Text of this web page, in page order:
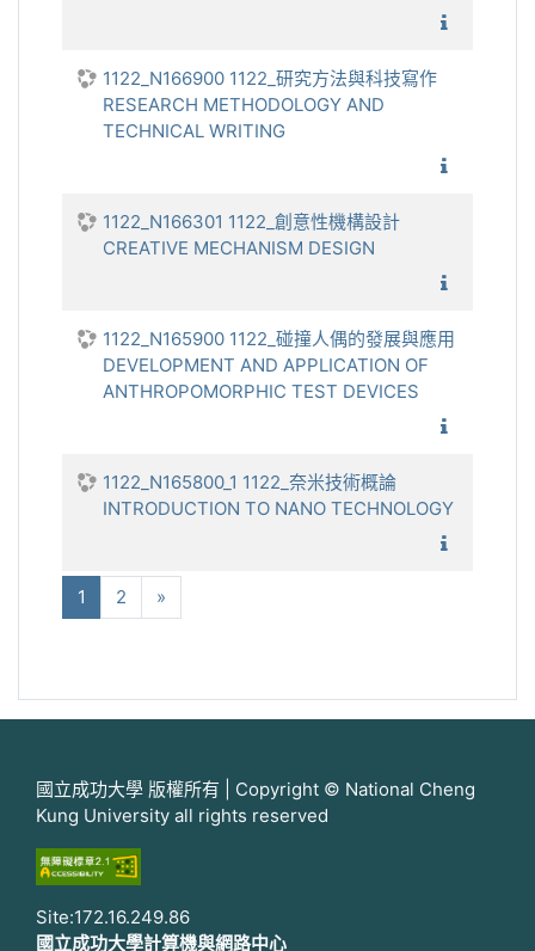
1122_N166900 1122_研究方法與科技寫作
RESEARCH METHODOLOGY AND
TECHNICAL WRITING
1122_N166301 1122_創意性機構設計
CREATIVE MECHANISM DESIGN
1122_N165900 1122_碰撞人偶的發展與應用
DEVELOPMENT AND APPLICATION OF
ANTHROPOMORPHIC TEST DEVICES
1122_N165800_1 1122_奈米技術概論
INTRODUCTION TO NANO TECHNOLOGY
1 (current)
2 »
國立成功大學 版權所有 | Copyright © National Cheng
Kung University all rights reserved
Site:172.16.249.86
國立成功大學計算機與網路中心